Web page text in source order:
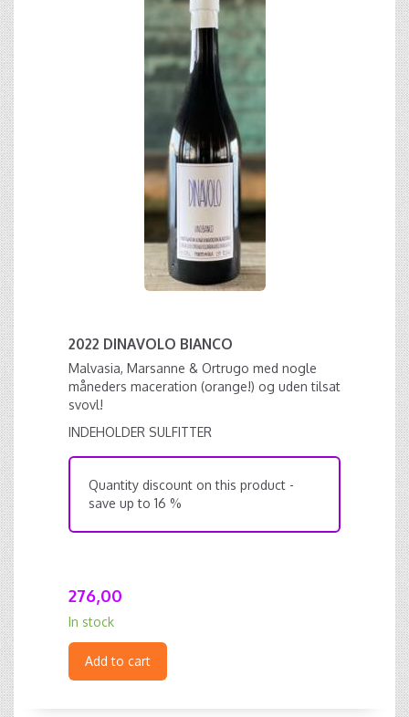
2022 DINAVOLO BIANCO
Malvasia, Marsanne & Ortrugo med nogle
måneders maceration (orange!) og uden tilsat
svovl!
INDEHOLDER SULFITTER
Quantity discount on this product -
save up to 16 %
276,00
In stock
Add to cart